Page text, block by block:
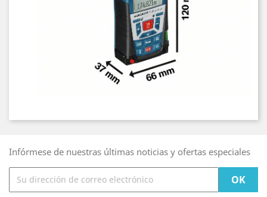
Infórmese de nuestras últimas noticias y ofertas especiales